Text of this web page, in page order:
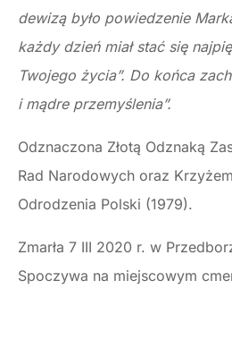
dewizą było powiedzenie
każdy dzień miał stać się
Twojego życia”. Do końca
i mądre przemyślenia”.
Odznaczona Złotą Odznaką
Rad Narodowych oraz
Odrodzenia Polski (1979).
Zmarła 7 III 2020 r. w
Spoczywa na miejscowym